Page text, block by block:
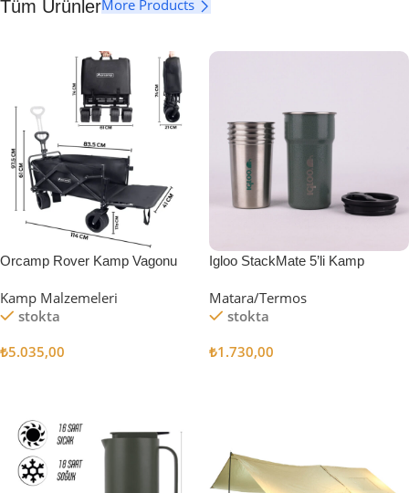
Tüm ÜrünlerMore Products
Orcamp Rover Kamp Vagonu
Kamp Malzemeleri
stokta
₺5.035,00
Igloo StackMate 5’li Kamp
Matara/Termos
stokta
₺1.730,00